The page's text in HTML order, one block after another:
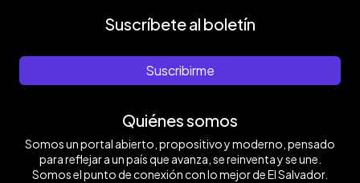
Suscríbete al boletín
Suscribirme
Quiénes somos
Somos un portal abierto, propositivo y moderno, pensado
para reflejar a un país que avanza, se reinventa y se une.
Somos el punto de conexión con lo mejor de El Salvador.